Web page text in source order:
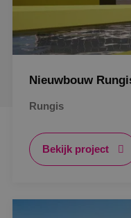
Nieuwbouw
Rungis
Bekijk project